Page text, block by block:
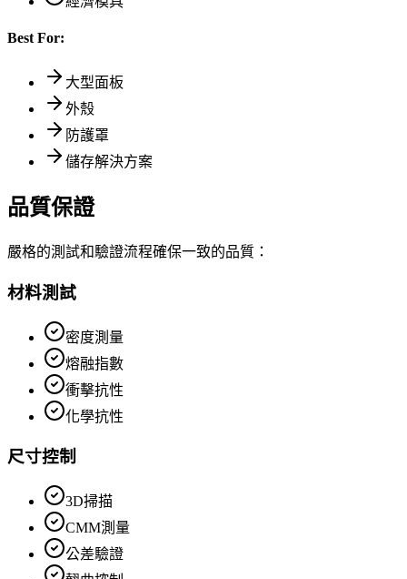
Best For:
大型面板
外殼
防護罩
儲存解決方案
品質保證
嚴格的測試和驗證流程確保一致的品質：
材料測試
密度測量
熔融指數
衝擊抗性
化學抗性
尺寸控制
3D掃描
CMM測量
公差驗證